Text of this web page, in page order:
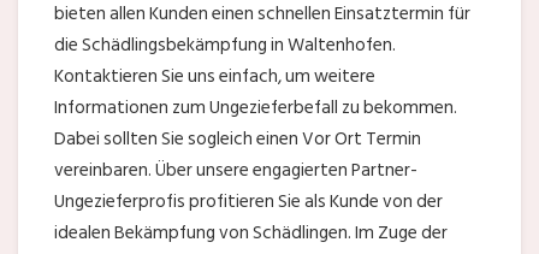
bieten allen Kunden einen schnellen Einsatztermin für
die Schädlingsbekämpfung in Waltenhofen.
Kontaktieren Sie uns einfach, um weitere
Informationen zum Ungezieferbefall zu bekommen.
Dabei sollten Sie sogleich einen Vor Ort Termin
vereinbaren. Über unsere engagierten Partner-
Ungezieferprofis profitieren Sie als Kunde von der
idealen Bekämpfung von Schädlingen. Im Zuge der